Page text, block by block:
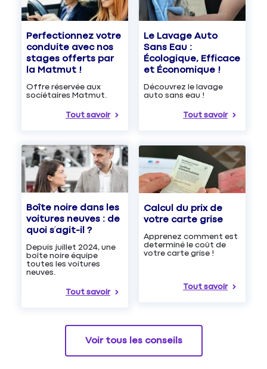
Perfectionnez votre
conduite avec nos
stages offerts par
la Matmut !
Offre réservée aux
sociétaires Matmut.
Tout savoir
Le Lavage Auto
Sans Eau :
Écologique, Efficace
et Économique !
Découvrez le lavage
auto sans eau !
Tout savoir
Boîte noire dans les
voitures neuves : de
quoi s’agit-il ?
Depuis juillet 2024, une
boîte noire équipe
toutes les voitures
neuves.
Tout savoir
Calcul du prix de
votre carte grise
Apprenez comment est
determiné le coût de
votre carte grise !
Tout savoir
Voir tous les conseils